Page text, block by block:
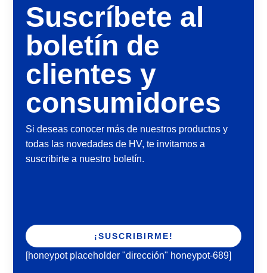
Suscríbete al
boletín de
clientes y
consumidores
Si deseas conocer más de nuestros productos y
todas las novedades de HV, te invitamos a
suscribirte a nuestro boletín.
[honeypot placeholder "dirección" honeypot-689]